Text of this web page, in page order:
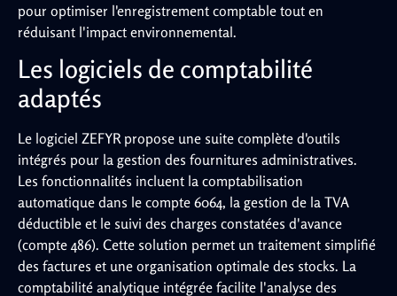
pour optimiser l'enregistrement comptable tout en
réduisant l'impact environnemental.
Les logiciels de comptabilité
adaptés
Le logiciel ZEFYR propose une suite complète d'outils
intégrés pour la gestion des fournitures administratives.
Les fonctionnalités incluent la comptabilisation
automatique dans le compte 6064, la gestion de la TVA
déductible et le suivi des charges constatées d'avance
(compte 486). Cette solution permet un traitement simplifié
des factures et une organisation optimale des stocks. La
comptabilité analytique intégrée facilite l'analyse des